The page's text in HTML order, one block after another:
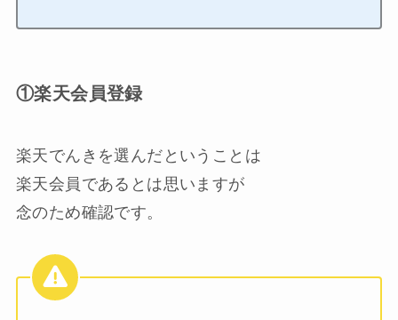
①楽天会員登録
楽天でんきを選んだということは
楽天会員であるとは思いますが
念のため確認です。